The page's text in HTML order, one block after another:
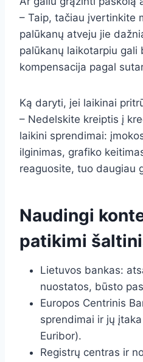
– Taip, tačiau įvertinkite
palūkanų atveju jie
palūkanų laikotarpiu gali
kompensacija pagal
Ką daryti, jei laikinai
– Nedelskite kreiptis į
laikini sprendimai:
ilginimas, grafiko
reaguosite, tuo daugiau
Naudingi
patikimi
Lietuvos bankas:
nuostatos, būsto
Europos Centrinis
sprendimai ir jų
Euribor).
Registrų centras ir